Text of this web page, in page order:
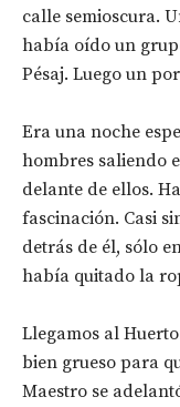
calle semioscura.
había oído un
Pésaj. Luego un
Era una noche
hombres saliendo
delante de ellos.
fascinación. Casi
detrás de él, sólo
había quitado la
Llegamos al
bien grueso para
Maestro se